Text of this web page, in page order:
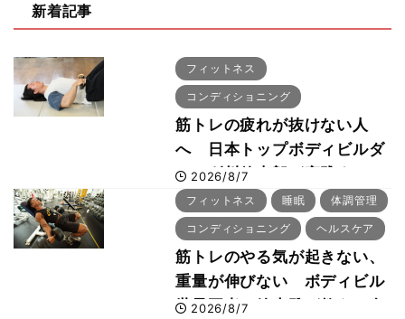
新着記事
フィットネス
コンディショニング
筋トレの疲れが抜けない人
へ 日本トップボディビルダ
ー・刈川啓志郎が実践する
「回復習慣」
2026/8/7
フィットネス 睡眠 体調管理
コンディショニング ヘルスケア
筋トレのやる気が起きない、
重量が伸びない ボディビル
世界王者・鈴木雅が教える食
2026/8/7